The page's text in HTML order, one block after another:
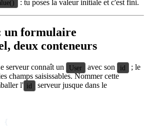
: tu poses la valeur initiale et c'est fini.
un formulaire
deux conteneurs
serveur connaît un User avec son id
; le
champs saisissables. Nommer cette
l' id
serveur jusque dans le
{